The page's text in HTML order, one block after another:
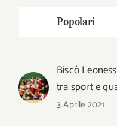
Popolari
Biscò
tra sport e
3 Aprile 2021